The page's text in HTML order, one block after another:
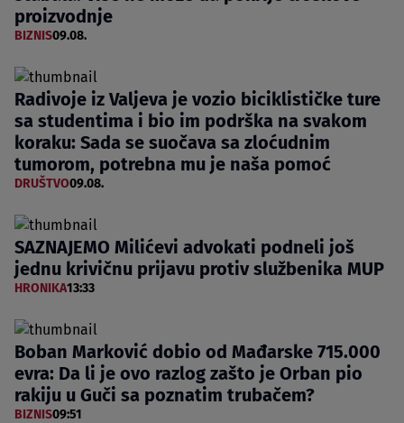
proizvodnje
BIZNIS09.08.
Radivoje iz Valjeva je vozio biciklističke ture
sa studentima i bio im podrška na svakom
koraku: Sada se suočava sa zloćudnim
tumorom, potrebna mu je naša pomoć
DRUŠTVO09.08.
SAZNAJEMO Milićevi advokati podneli još
jednu krivičnu prijavu protiv službenika MUP
HRONIKA13:33
Boban Marković dobio od Mađarske 715.000
evra: Da li je ovo razlog zašto je Orban pio
rakiju u Guči sa poznatim trubačem?
BIZNIS09:51